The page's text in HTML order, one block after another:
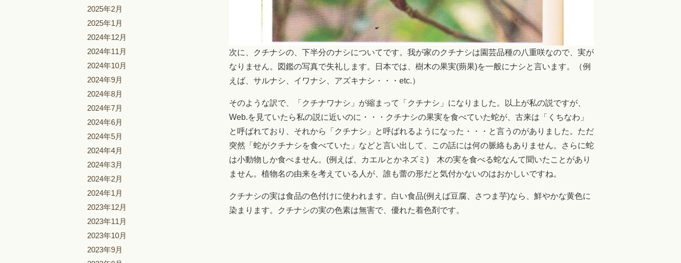
次に、クチナシの、下半分のナシについてです。我が家のクチナシは園芸品種の八重咲なので、実が
なりません。図鑑の写真で失礼します。日本では、樹木の果実(蒴果)を一般にナシと言います。（例
えば、サルナシ、イワナシ、アズキナシ・・・etc.）
そのような訳で、「クチナワナシ」が縮まって「クチナシ」になりました。以上が私の説ですが、
Web.を見ていたら私の説に近いのに・・・クチナシの果実を食べていた蛇が、古来は「くちなわ」
と呼ばれており、それから「クチナシ」と呼ばれるようになった・・・と言うのがありました。ただ
突然「蛇がクチナシを食べていた」などと言い出して、この話には何の脈絡もありません。さらに蛇
は小動物しか食べません。(例えば、カエルとかネズミ) 木の実を食べる蛇なんて聞いたことがあり
ません。植物名の由来を考えている人が、誰も蕾の形だと気付かないのはおかしいですね。
クチナシの実は食品の色付けに使われます。白い食品(例えば豆腐、さつま芋)なら、鮮やかな黄色に
染まります。クチナシの実の色素は無害で、優れた着色剤です。
2025年2月
2025年1月
2024年12月
2024年11月
2024年10月
2024年9月
2024年8月
2024年7月
2024年6月
2024年5月
2024年4月
2024年3月
2024年2月
2024年1月
2023年12月
2023年11月
2023年10月
2023年9月